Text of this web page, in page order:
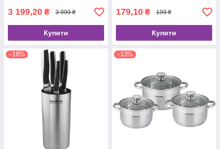
3 199,20 ₴ 3 999 ₴
Купити
179,10 ₴ 199 ₴
Купити
–18% –13%